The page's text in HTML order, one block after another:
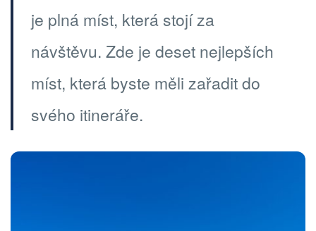
je plná míst, která stojí za
návštěvu. Zde je deset nejlepších
míst, která byste měli zařadit do
svého itineráře.